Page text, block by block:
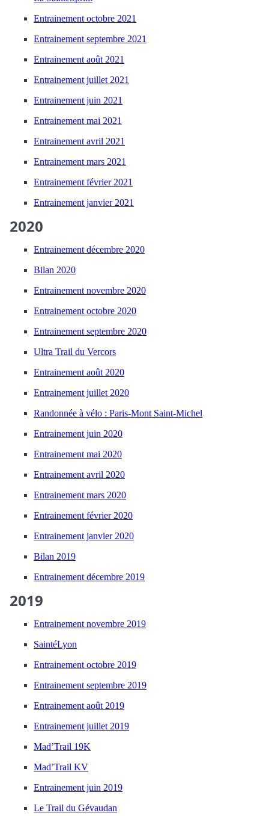
Entrainement octobre 2021
Entrainement septembre 2021
Entrainement août 2021
Entrainement juillet 2021
Entrainement juin 2021
Entrainement mai 2021
Entrainement avril 2021
Entrainement mars 2021
Entrainement février 2021
Entrainement janvier 2021
2020
Entrainement décembre 2020
Bilan 2020
Entrainement novembre 2020
Entrainement octobre 2020
Entrainement septembre 2020
Ultra Trail du Vercors
Entrainement août 2020
Entrainement juillet 2020
Randonnée à vélo : Paris-Mont Saint-Michel
Entrainement juin 2020
Entrainement mai 2020
Entrainement avril 2020
Entrainement mars 2020
Entrainement février 2020
Entrainement janvier 2020
Bilan 2019
Entrainement décembre 2019
2019
Entrainement novembre 2019
SaintéLyon
Entrainement octobre 2019
Entrainement septembre 2019
Entrainement août 2019
Entrainement juillet 2019
Mad’Trail 19K
Mad’Trail KV
Entrainement juin 2019
Le Trail du Gévaudan